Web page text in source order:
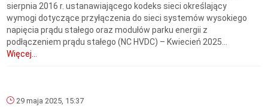
sierpnia 2016 r. ustanawiającego kodeks sieci określający
wymogi dotyczące przyłączenia do sieci systemów wysokiego
napięcia prądu stałego oraz modułów parku energii z
podłączeniem prądu stałego (NC HVDC) – Kwiecień 2025...
Więcej...
29 maja 2025, 15:37